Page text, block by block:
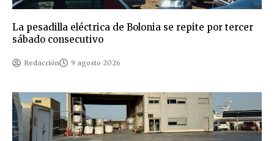
La pesadilla eléctrica de Bolonia se repite por tercer
sábado consecutivo
Redacción 9 agosto 2026